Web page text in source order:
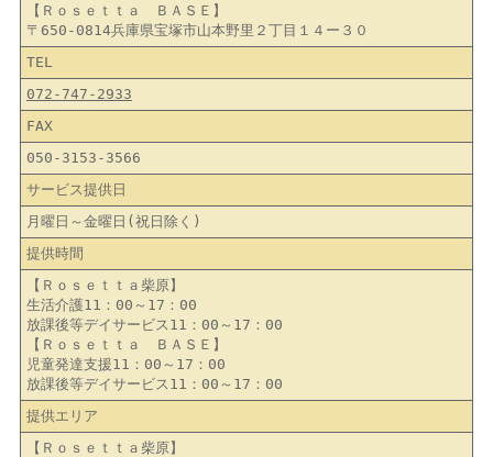
【Ｒｏｓｅｔｔａ ＢＡＳＥ】
〒650-0814兵庫県宝塚市山本野里２丁目１４ー３０
TEL
072-747-2933
FAX
050-3153-3566
サービス提供日
月曜日～金曜日(祝日除く)
提供時間
【Ｒｏｓｅｔｔａ柴原】
生活介護11：00～17：00
放課後等デイサービス11：00～17：00
【Ｒｏｓｅｔｔａ ＢＡＳＥ】
児童発達支援11：00～17：00
放課後等デイサービス11：00～17：00
提供エリア
【Ｒｏｓｅｔｔａ柴原】